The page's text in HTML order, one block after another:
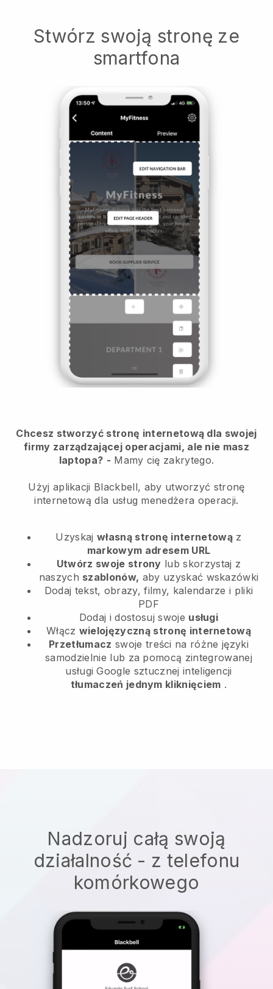
Stwórz swoją stronę ze
smartfona
Chcesz stworzyć stronę internetową dla swojej
firmy zarządzającej operacjami, ale nie masz
laptopa? - Mamy cię zakrytego.
Użyj aplikacji Blackbell, aby utworzyć stronę
internetową dla usług menedżera operacji.
Uzyskaj własną stronę internetowąz
markowym adresem URL
Utwórz swoje strony lub skorzystaj z
naszych szablonów, aby uzyskać wskazówki
Dodaj tekst, obrazy, filmy, kalendarze i pliki
PDF
Dodaj i dostosuj swoje usługi
Włącz wielojęzyczną stronę internetową
Przetłumacz swoje treści na różne języki
samodzielnie lub za pomocą zintegrowanej
usługi Google sztucznej inteligencji
tłumaczeń jednym kliknięciem .
Nadzoruj całą swoją
działalność - z telefonu
komórkowego